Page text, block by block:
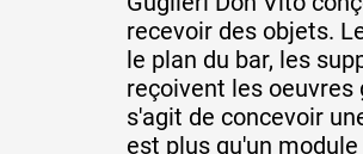
recevoir des objets.
le plan du bar, les
reçoivent les oeuvres
s'agit de concevoir
est plus qu'un